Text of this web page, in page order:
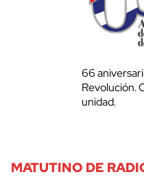
66
Revolución.
unidad.
MATUTINO DE